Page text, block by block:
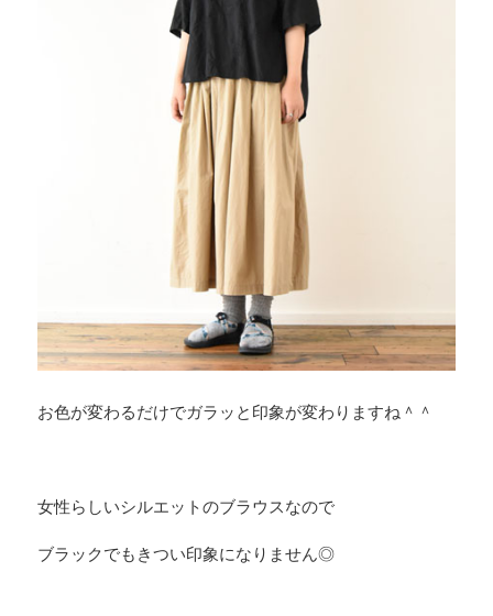
お色が変わるだけでガラッと印象が変わりますね＾＾
女性らしいシルエットのブラウスなので
ブラックでもきつい印象になりません◎